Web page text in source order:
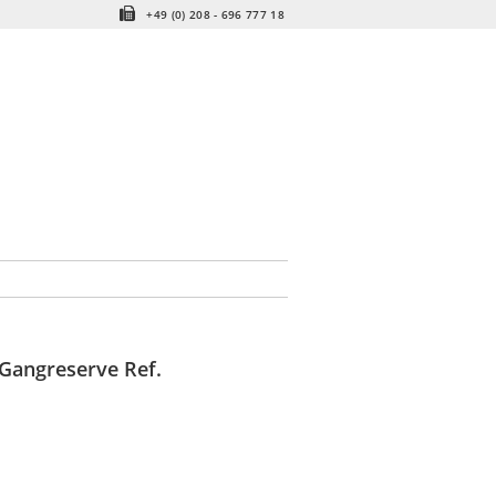
+49 (0) 208 - 696 777 18
Ref.